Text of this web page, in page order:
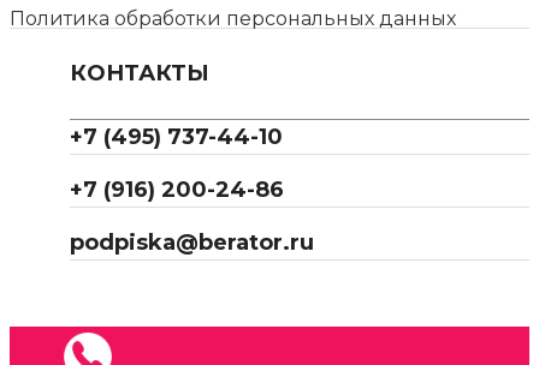
Политика обработки персональных данных
КОНТАКТЫ
+7 (495) 737-44-10
+7 (916) 200-24-86
podpiska@berator.ru